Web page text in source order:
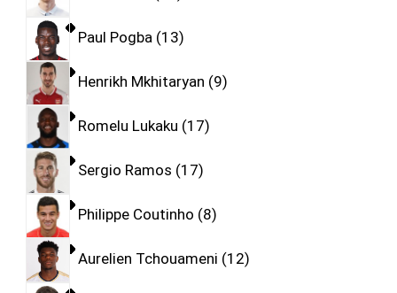
Paul Pogba 13
Henrikh Mkhitaryan 9
Romelu Lukaku 17
Sergio Ramos 17
Philippe Coutinho 8
Aurelien Tchouameni 12